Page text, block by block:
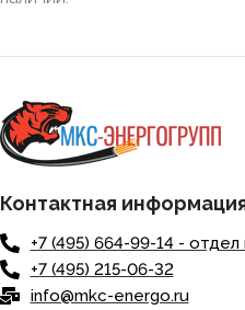
Контактная
+7 (495) 664-99-14 -
+7 (495) 215-06-32
info@mkc-energo.ru